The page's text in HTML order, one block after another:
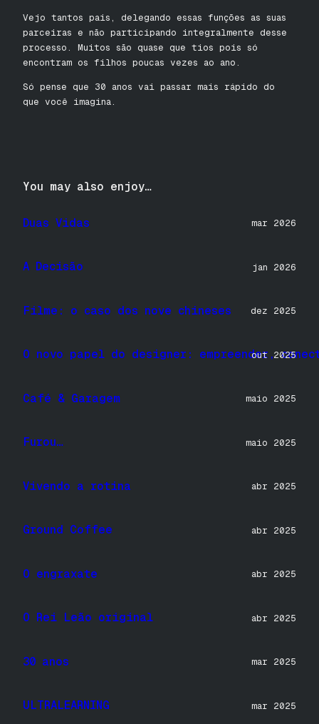
Vejo tantos pais, delegando essas funções as suas
parceiras e não participando integralmente desse
processo. Muitos são quase que tios pois só
encontram os filhos poucas vezes ao ano.
Só pense que 30 anos vai passar mais rápido do
que você imagina.
You may also enjoy…
Duas Vidas mar 2026
A Decisão jan 2026
Filme: o caso dos nove chineses dez 2025
O novo papel do designer: empreender,
out 2025
Café & Garagem maio 2025
Furou… maio 2025
Vivendo a rotina abr 2025
Ground Coffee abr 2025
O engraxate abr 2025
O Rei Leão original abr 2025
30 anos mar 2025
ULTRALEARNING mar 2025